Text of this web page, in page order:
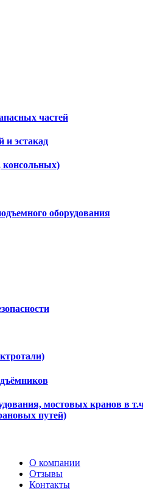
частей
и эстакад
консольных)
оборудования
мостовых кранов в
путей)
О компании
Отзывы
Контакты